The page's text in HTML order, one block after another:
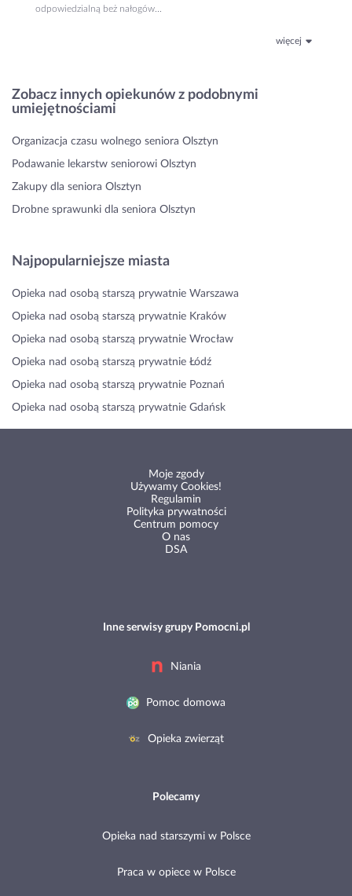
odpowiedzialną beż nałogów...
więcej
Zobacz innych opiekunów z podobnymi
umiejętnościami
Organizacja czasu wolnego seniora Olsztyn
Podawanie lekarstw seniorowi Olsztyn
Zakupy dla seniora Olsztyn
Drobne sprawunki dla seniora Olsztyn
Najpopularniejsze miasta
Opieka nad osobą starszą prywatnie Warszawa
Opieka nad osobą starszą prywatnie Kraków
Opieka nad osobą starszą prywatnie Wrocław
Opieka nad osobą starszą prywatnie Łódź
Opieka nad osobą starszą prywatnie Poznań
Opieka nad osobą starszą prywatnie Gdańsk
Moje zgody
Używamy Cookies!
Regulamin
Polityka prywatności
Centrum pomocy
O nas
DSA
Inne serwisy grupy Pomocni.pl
Niania
Pomoc domowa
Opieka zwierząt
Polecamy
Opieka nad starszymi w Polsce
Praca w opiece w Polsce